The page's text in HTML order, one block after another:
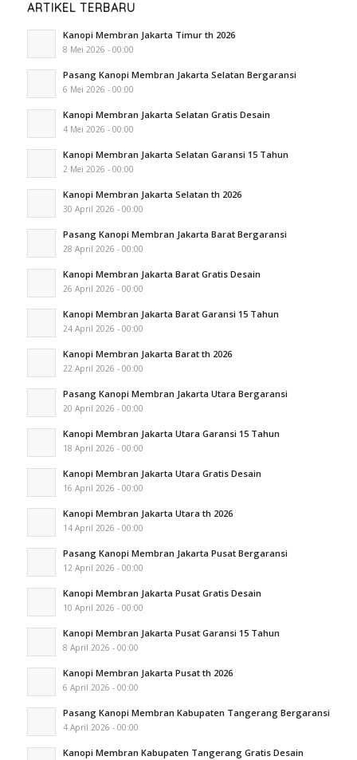
ARTIKEL TERBARU
Kanopi Membran Jakarta Timur th 2026
8 Mei 2026 - 00:00
Pasang Kanopi Membran Jakarta Selatan Bergaransi
6 Mei 2026 - 00:00
Kanopi Membran Jakarta Selatan Gratis Desain
4 Mei 2026 - 00:00
Kanopi Membran Jakarta Selatan Garansi 15 Tahun
2 Mei 2026 - 00:00
Kanopi Membran Jakarta Selatan th 2026
30 April 2026 - 00:00
Pasang Kanopi Membran Jakarta Barat Bergaransi
28 April 2026 - 00:00
Kanopi Membran Jakarta Barat Gratis Desain
26 April 2026 - 00:00
Kanopi Membran Jakarta Barat Garansi 15 Tahun
24 April 2026 - 00:00
Kanopi Membran Jakarta Barat th 2026
22 April 2026 - 00:00
Pasang Kanopi Membran Jakarta Utara Bergaransi
20 April 2026 - 00:00
Kanopi Membran Jakarta Utara Garansi 15 Tahun
18 April 2026 - 00:00
Kanopi Membran Jakarta Utara Gratis Desain
16 April 2026 - 00:00
Kanopi Membran Jakarta Utara th 2026
14 April 2026 - 00:00
Pasang Kanopi Membran Jakarta Pusat Bergaransi
12 April 2026 - 00:00
Kanopi Membran Jakarta Pusat Gratis Desain
10 April 2026 - 00:00
Kanopi Membran Jakarta Pusat Garansi 15 Tahun
8 April 2026 - 00:00
Kanopi Membran Jakarta Pusat th 2026
6 April 2026 - 00:00
Pasang Kanopi Membran Kabupaten Tangerang Bergaransi
4 April 2026 - 00:00
Kanopi Membran Kabupaten Tangerang Gratis Desain